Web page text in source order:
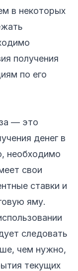
в некоторых
получения
по его
— это
денег в
необходимо
свои
ставки и
яму.
следовать
чем нужно,
текущих